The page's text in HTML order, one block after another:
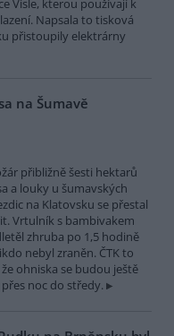
Visle, kterou používají k
Napsala to tisková
přistoupily elektrárny
na Šumavě
přibližně šesti hektarů
a louky u šumavských
na Klatovsku se přestal
Vrtulník s bambivakem
zhruba po 1,5 hodině
nebyl zraněn. ČTK to
ohniska se budou ještě
noc do středy.